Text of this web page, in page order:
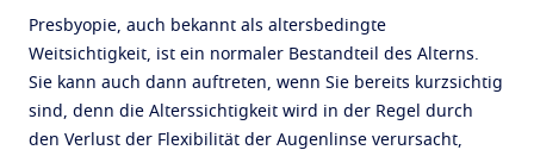
Presbyopie, auch bekannt als altersbedingte
Weitsichtigkeit, ist ein normaler Bestandteil des Alterns.
Sie kann auch dann auftreten, wenn Sie bereits kurzsichtig
sind, denn die Alterssichtigkeit wird in der Regel durch
den Verlust der Flexibilität der Augenlinse verursacht,